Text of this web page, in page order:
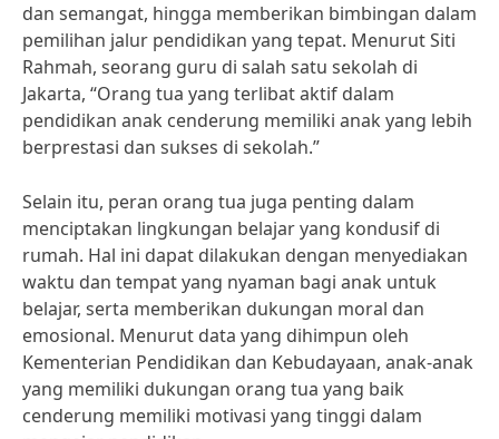
dan semangat, hingga memberikan bimbingan dalam
pemilihan jalur pendidikan yang tepat. Menurut Siti
Rahmah, seorang guru di salah satu sekolah di
Jakarta, “Orang tua yang terlibat aktif dalam
pendidikan anak cenderung memiliki anak yang lebih
berprestasi dan sukses di sekolah.”
Selain itu, peran orang tua juga penting dalam
menciptakan lingkungan belajar yang kondusif di
rumah. Hal ini dapat dilakukan dengan menyediakan
waktu dan tempat yang nyaman bagi anak untuk
belajar, serta memberikan dukungan moral dan
emosional. Menurut data yang dihimpun oleh
Kementerian Pendidikan dan Kebudayaan, anak-anak
yang memiliki dukungan orang tua yang baik
cenderung memiliki motivasi yang tinggi dalam